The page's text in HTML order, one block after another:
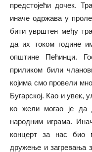
предстојећи дочек.
иначе одржава у
бити уврштен међу
да их током године
општине Пећинци.
приликом били
којима смо провели
Бугарској. Као и увек,
ко жели могао је
народним играма.
концерт за нас био
дружење и загревања